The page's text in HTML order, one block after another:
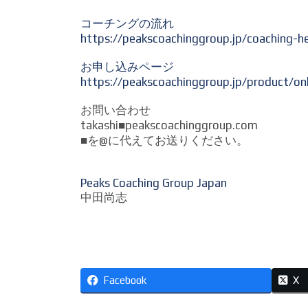
コーチングの流れ
https://peakscoachinggroup.jp/coaching-
お申し込みページ
https://peakscoachinggroup.jp/product/
お問い合わせ
takashi■peakscoachinggroup.com
■を@に代えてお送りください。
Peaks Coaching Group Japan
中田尚志
Facebook X